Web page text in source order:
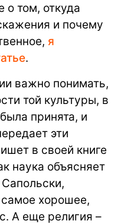
том, откуда
и почему
я
.
важно понимать,
той культуры, в
принята, и
эти
в своей книге
наука объясняет
хорошее,
А еще религия –